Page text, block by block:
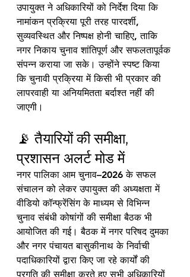
उपायुक्त ने अधिकारियों को निर्देश दिया कि
नामांकन प्रक्रिया पूरी तरह पारदर्शी,
सुव्यवस्थित और निष्पक्ष होनी चाहिए, ताकि
नगर निकाय चुनाव शांतिपूर्ण और सफलतापूर्वक
संपन्न कराया जा सके। उन्होंने स्पष्ट किया
कि चुनावी प्रक्रिया में किसी भी प्रकार की
लापरवाही या अनियमितता बर्दाश्त नहीं की
जाएगी।
📡 तैयारियों की समीक्षा,
प्रशासन अलर्ट मोड में
नगर पालिका आम चुनाव–2026 के सफल
संचालन को लेकर उपायुक्त की अध्यक्षता में
वीडियो कॉन्फ्रेंसिंग के माध्यम से विभिन्न
चुनाव संबंधी कोषांगों की समीक्षा बैठक भी
आयोजित की गई। बैठक में नगर परिषद दुमका
और नगर पंचायत बासुकीनाथ के निर्वाची
पदाधिकारियों द्वारा किए जा रहे कार्यों की
प्रगति की समीक्षा करते हुए सभी अधिकारियों